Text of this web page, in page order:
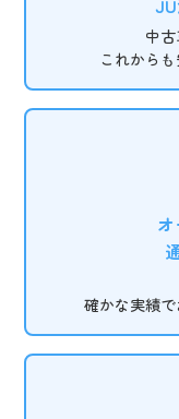
中
これから
確かな実績